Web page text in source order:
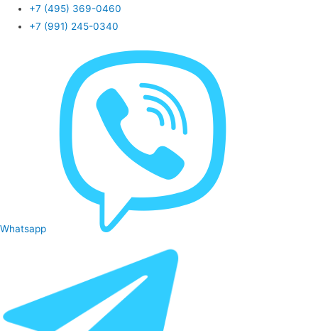
+7 (495) 369-0460
+7 (991) 245-0340
Whatsapp